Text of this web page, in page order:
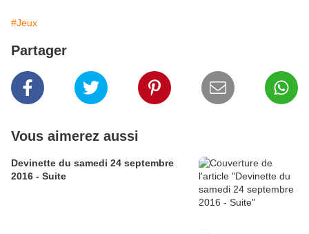
#Jeux
Partager
Vous aimerez aussi
Devinette du samedi 24 septembre
2016 - Suite